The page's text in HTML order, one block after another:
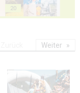
20
Weiter